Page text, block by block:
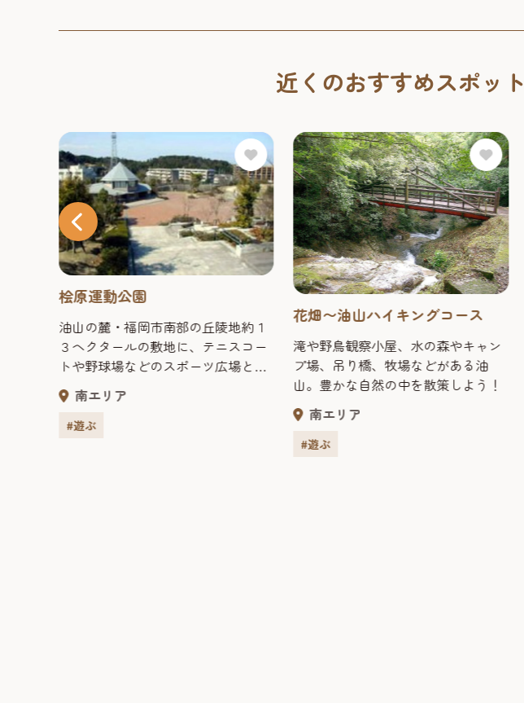
近くのおすすめスポット
桧原運動公園
油山の麓・福岡市南部の丘陵地約１
３ヘクタールの敷地に、テニスコー
トや野球場などのスポーツ広場と、
無料で利用できる遊歩道や芝生広場
などを備えたレクリエーションの場
として整備されている。 四季を通し
南エリア
#遊ぶ
花畑〜油山ハイキングコース
滝や野鳥観察小屋、水の森やキャン
プ場、吊り橋、牧場などがある油
山。豊かな自然の中を散策しよう！
南エリア
#遊ぶ